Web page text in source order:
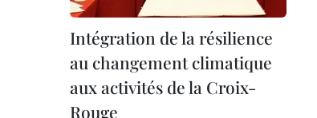
Intégration de la résilience
au changement climatique
aux activités de la Croix-
Rouge